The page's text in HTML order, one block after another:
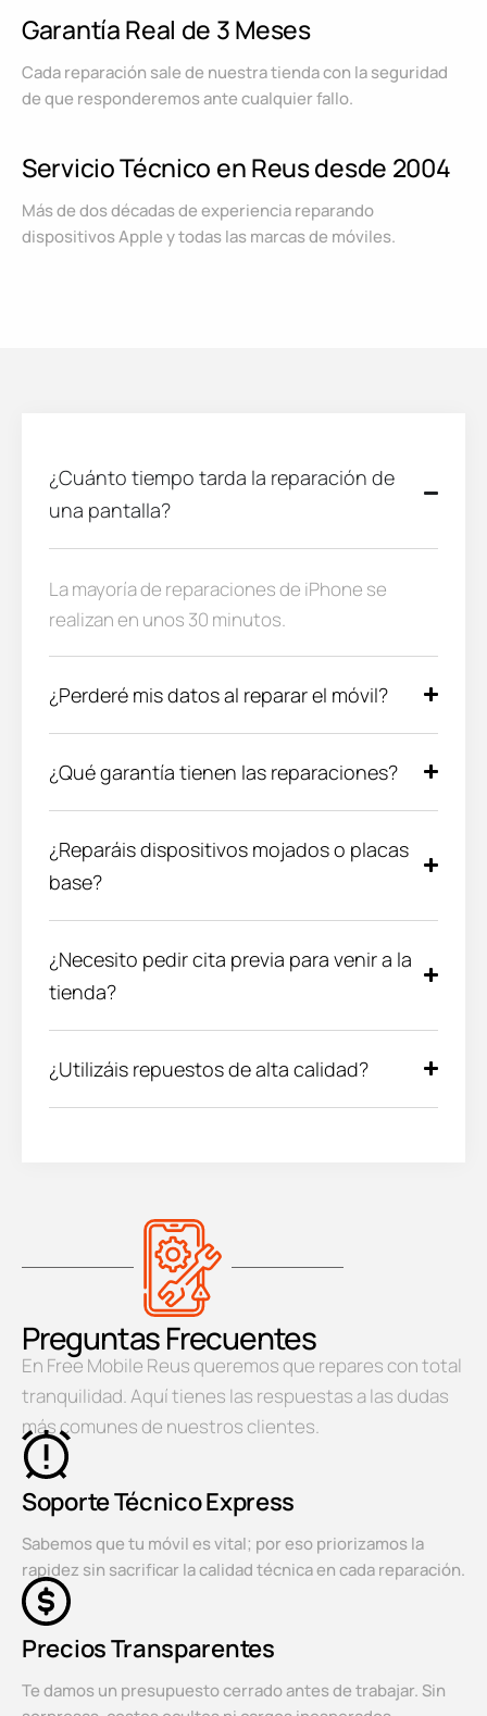
Garantía Real de 3 Meses
Cada reparación sale de nuestra tienda con la seguridad
de que responderemos ante cualquier fallo.
Servicio Técnico en Reus desde 2004
Más de dos décadas de experiencia reparando
dispositivos Apple y todas las marcas de móviles.
¿Cuánto tiempo tarda la reparación de
una pantalla?
La mayoría de reparaciones de iPhone se
realizan en unos 30 minutos.
¿Perderé mis datos al reparar el móvil?
¿Qué garantía tienen las reparaciones?
¿Reparáis dispositivos mojados o placas
base?
¿Necesito pedir cita previa para venir a la
tienda?
¿Utilizáis repuestos de alta calidad?
Preguntas Frecuentes
En Free Mobile Reus queremos que repares con total
tranquilidad. Aquí tienes las respuestas a las dudas
más comunes de nuestros clientes.
Soporte Técnico Express
Sabemos que tu móvil es vital; por eso priorizamos la
rapidez sin sacrificar la calidad técnica en cada reparación.
Precios Transparentes
Te damos un presupuesto cerrado antes de trabajar. Sin